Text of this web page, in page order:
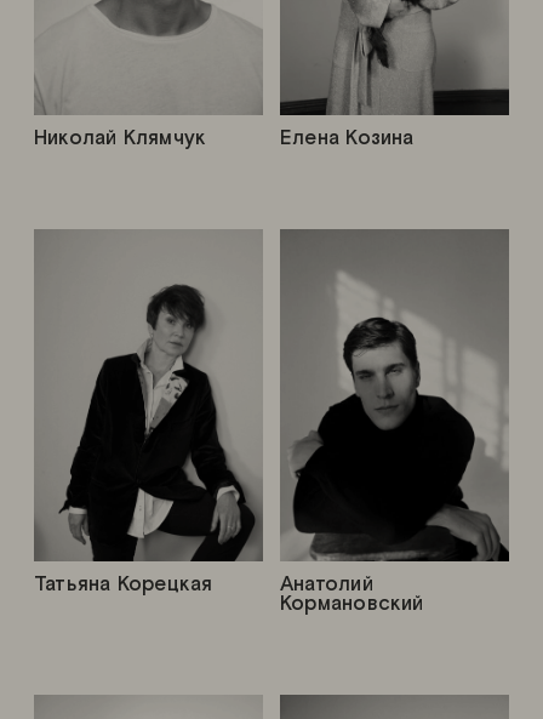
Елена Козина
Татьяна Корецкая Анатолий
Кормановский
Николай Клямчук